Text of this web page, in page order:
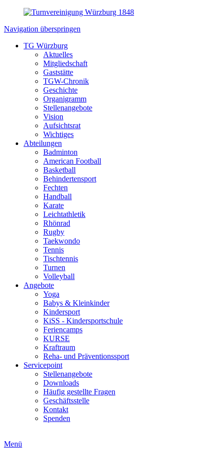
Navigation überspringen
TG Würzburg
Aktuelles
Mitgliedschaft
Gaststätte
TGW-Chronik
Geschichte
Organigramm
Stellenangebote
Vision
Aufsichtsrat
Wichtiges
Abteilungen
Badminton
American Football
Basketball
Behindertensport
Fechten
Handball
Karate
Leichtathletik
Rhönrad
Rugby
Taekwondo
Tennis
Tischtennis
Turnen
Volleyball
Angebote
Yoga
Babys & Kleinkinder
Kindersport
KiSS - Kindersportschule
Feriencamps
KURSE
Kraftraum
Reha- und Präventionssport
Servicepoint
Stellenangebote
Downloads
Häufig gestellte Fragen
Geschäftsstelle
Kontakt
Spenden
Menü